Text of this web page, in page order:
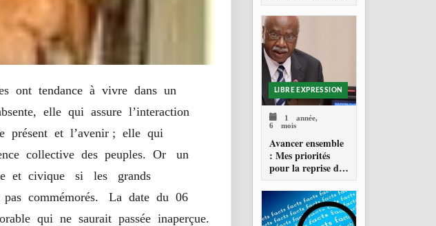
ont tendance à vivre dans un
elle qui assure l’interaction
présent et l’avenir ; elle qui
collective des peuples. Or un
et civique si les grands
commémorés. La date du 06
qui ne saurait passée inaperçue.
de la censure "
LIBRE EXPRESSION
1 année,
6 mois
Avancer ensemble
: Mes priorités
pour la reprise de
la 79e session de
l'assemblée
générale des
Nations Unies